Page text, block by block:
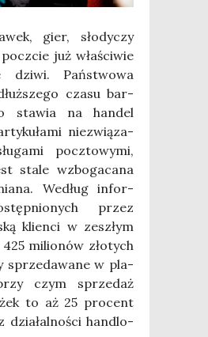
gier, sło­dy­czy
już wła­ści­wie
dzi­wi. Pań­stwo­wa
cza­su bar­
sta­wia na han­del
nie­zwią­za­
pocz­to­wy­mi,
sta­le wzbo­ga­ca­na
Według infor­
przez
klien­ci w zeszłym
milio­nów zło­tych
sprze­da­wa­ne w pla­
czym sprze­daż
to aż 25 pro­cent
dzia­łal­no­ści han­dlo­